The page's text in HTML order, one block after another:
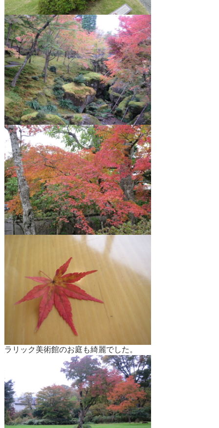
ラリック美術館のお庭も綺麗でした。